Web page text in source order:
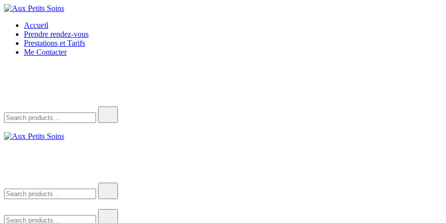
Aux Petits Soins
La beauté vient à vous
Accueil
Prendre rendez-vous
Prestations et Tarifs
Me Contacter